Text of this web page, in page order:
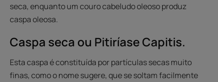
seca, enquanto um couro cabeludo oleoso produz
caspa oleosa.
Caspa seca ou Pitiríase Capitis.
Esta caspa é constituída por partículas secas muito
finas, como o nome sugere, que se soltam facilmente